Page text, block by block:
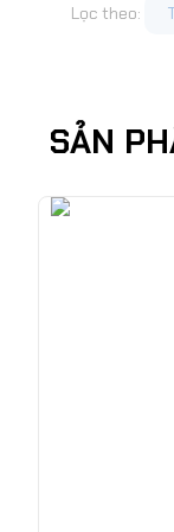
Lọc theo:
SẢN